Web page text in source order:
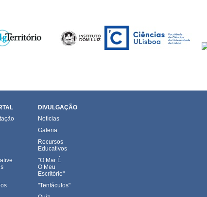
DIVULGAÇÃO
Notícias
Galeria
Recursos
Educativos
"O Mar É
O Meu
Escritório"
"Tentáculos"